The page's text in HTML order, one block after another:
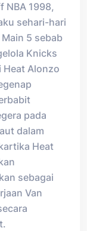
NBA 1998,
sehari-hari
5 sebab
Knicks
Heat Alonzo
pada
dalam
Heat
sebagai
Van